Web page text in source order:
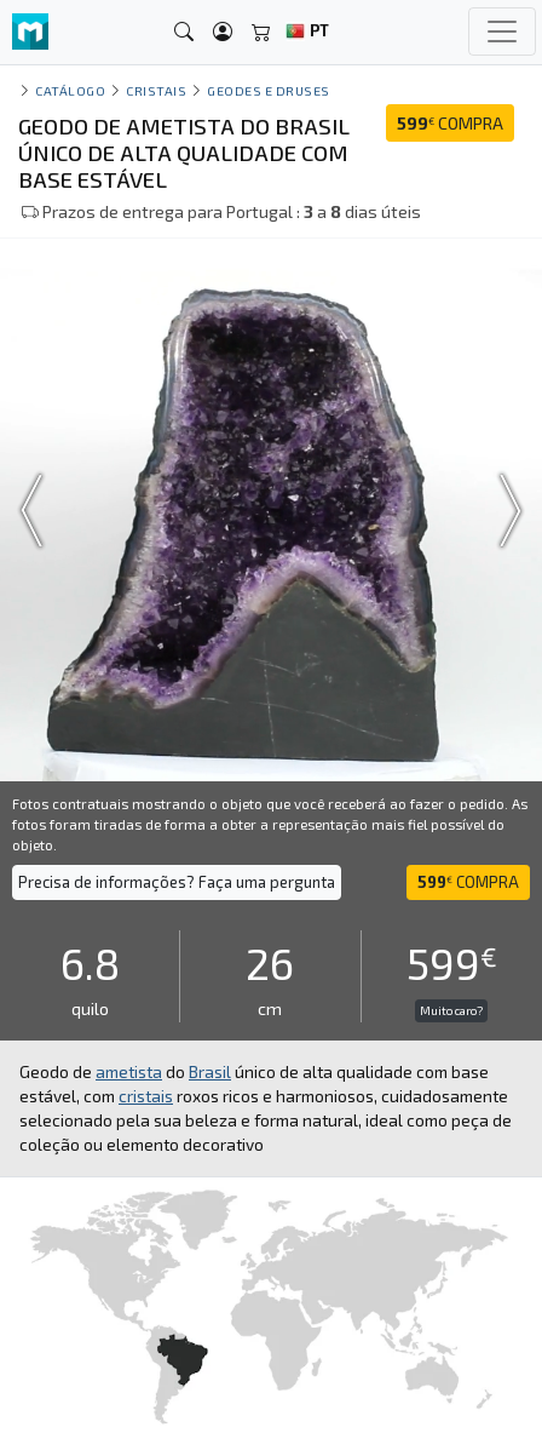
PT
CATÁLOGO CRISTAIS GEODES E DRUSES
599€ COMPRA
GEODO DE AMETISTA DO BRASIL
ÚNICO DE ALTA QUALIDADE COM
BASE ESTÁVEL
Prazos de entrega para Portugal : 3a 8dias úteis
Fotos contratuais mostrando o objeto que você receberá ao fazer o pedido. As
fotos foram tiradas de forma a obter a representação mais fiel possível do
objeto.
Precisa de informações? Faça uma pergunta 599€ COMPRA
6.8
quilo
26
cm
599€
Muito caro?
Geodo de ametista do Brasil único de alta qualidade com base
estável, com cristais roxos ricos e harmoniosos, cuidadosamente
selecionado pela sua beleza e forma natural, ideal como peça de
coleção ou elemento decorativo